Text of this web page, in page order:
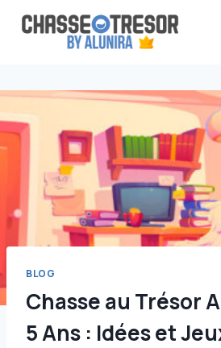
Aller
BLOG
Chasse au Trésor
5 Ans : Idées et